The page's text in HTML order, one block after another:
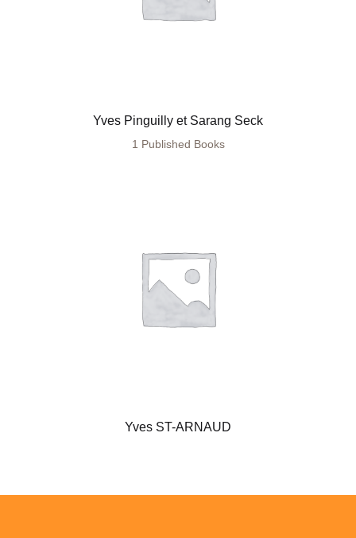
Yves Pinguilly et Sarang Seck
1 Published Books
Yves ST-ARNAUD